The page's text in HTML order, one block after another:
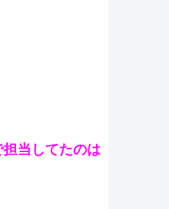
当してたのは